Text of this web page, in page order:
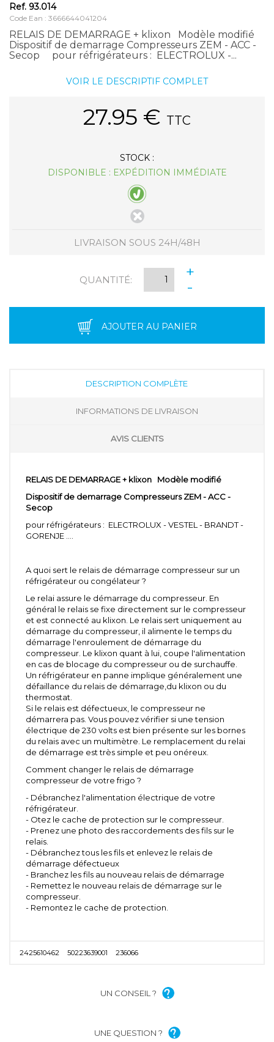
Ref. 93.014
Code Ean : 3666644041204
RELAIS DE DEMARRAGE + klixon Modèle modifié
Dispositif de demarrage Compresseurs ZEM - ACC -
Secop pour réfrigérateurs : ELECTROLUX -...
VOIR LE DESCRIPTIF COMPLET
27.95 € TTC
STOCK :
DISPONIBLE : EXPÉDITION IMMÉDIATE
LIVRAISON SOUS 24H/48H
QUANTITÉ:
+
-
AJOUTER AU PANIER
DESCRIPTION COMPLÈTE
INFORMATIONS DE LIVRAISON
AVIS CLIENTS
RELAIS DE DEMARRAGE + klixon Modèle modifié
Dispositif de demarrage Compresseurs ZEM - ACC -
Secop
pour réfrigérateurs : ELECTROLUX - VESTEL - BRANDT -
GORENJE ....
A quoi sert le relais de démarrage compresseur sur un
réfrigérateur ou congélateur ?
Le relai assure le démarrage du compresseur. En
général le relais se fixe directement sur le compresseur
et est connecté au klixon. Le relais sert uniquement au
démarrage du compresseur, il alimente le temps du
démarrage l'enroulement de démarrage du
compresseur. Le klixon quant à lui, coupe l'alimentation
en cas de blocage du compresseur ou de surchauffe.
Un réfrigérateur en panne implique généralement une
défaillance du relais de démarrage,du klixon ou du
thermostat.
Si le relais est défectueux, le compresseur ne
démarrera pas. Vous pouvez vérifier si une tension
électrique de 230 volts est bien présente sur les bornes
du relais avec un multimètre. Le remplacement du relai
de démarrage est très simple et peu onéreux.
Comment changer le relais de démarrage
compresseur de votre frigo ?
- Débranchez l'alimentation électrique de votre
réfrigérateur.
- Otez le cache de protection sur le compresseur.
- Prenez une photo des raccordements des fils sur le
relais.
- Débranchez tous les fils et enlevez le relais de
démarrage défectueux
- Branchez les fils au nouveau relais de démarrage
- Remettez le nouveau relais de démarrage sur le
compresseur.
- Remontez le cache de protection.
2425610462 50223639001 236066
UN CONSEIL ?
UNE QUESTION ?